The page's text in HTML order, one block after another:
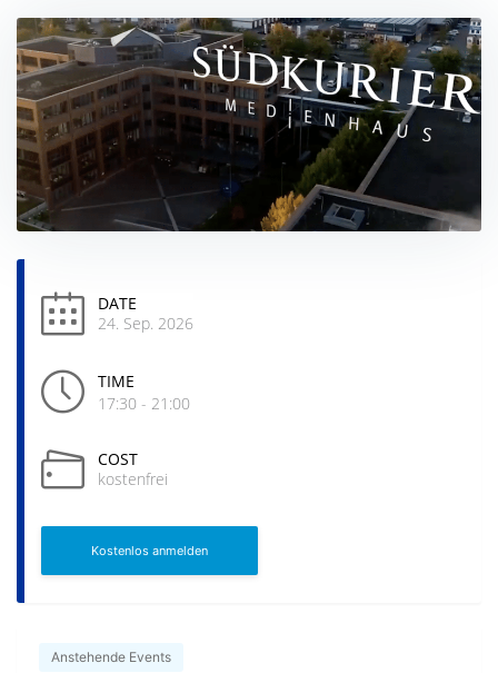
DATE
24. Sep. 2026
TIME
17:30 - 21:00
COST
kostenfrei
Kostenlos anmelden
Anstehende Events